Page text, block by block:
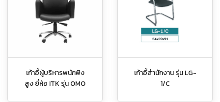
เก้าอี้ผู้บริหารพนักพิง
สูง ยี่ห้อ ITK รุ่น OMO
เก้าอี้สำนักงาน รุ่น LG-
1/C